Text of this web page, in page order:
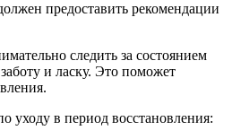
предоставить рекомендации
следить за состоянием
и ласку. Это поможет
уходу в период восстановления: